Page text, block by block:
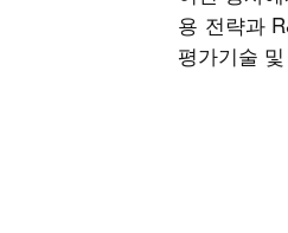
용 전략과
평가기술